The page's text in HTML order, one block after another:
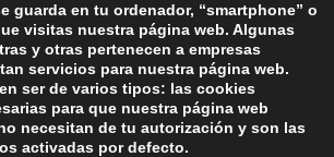
guarda en tu ordenador, “smartphone” o
visitas nuestra página web. Algunas
y otras pertenecen a empresas
servicios para nuestra página web.
ser de varios tipos: las cookies
para que nuestra página web
necesitan de tu autorización y son las
activadas por defecto.